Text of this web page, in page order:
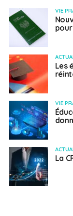
VIE
Les
VIE
La